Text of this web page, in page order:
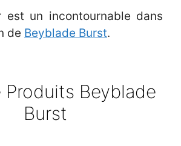
est un incontournable dans
de Beyblade Burst.
Produits Beyblade
Burst